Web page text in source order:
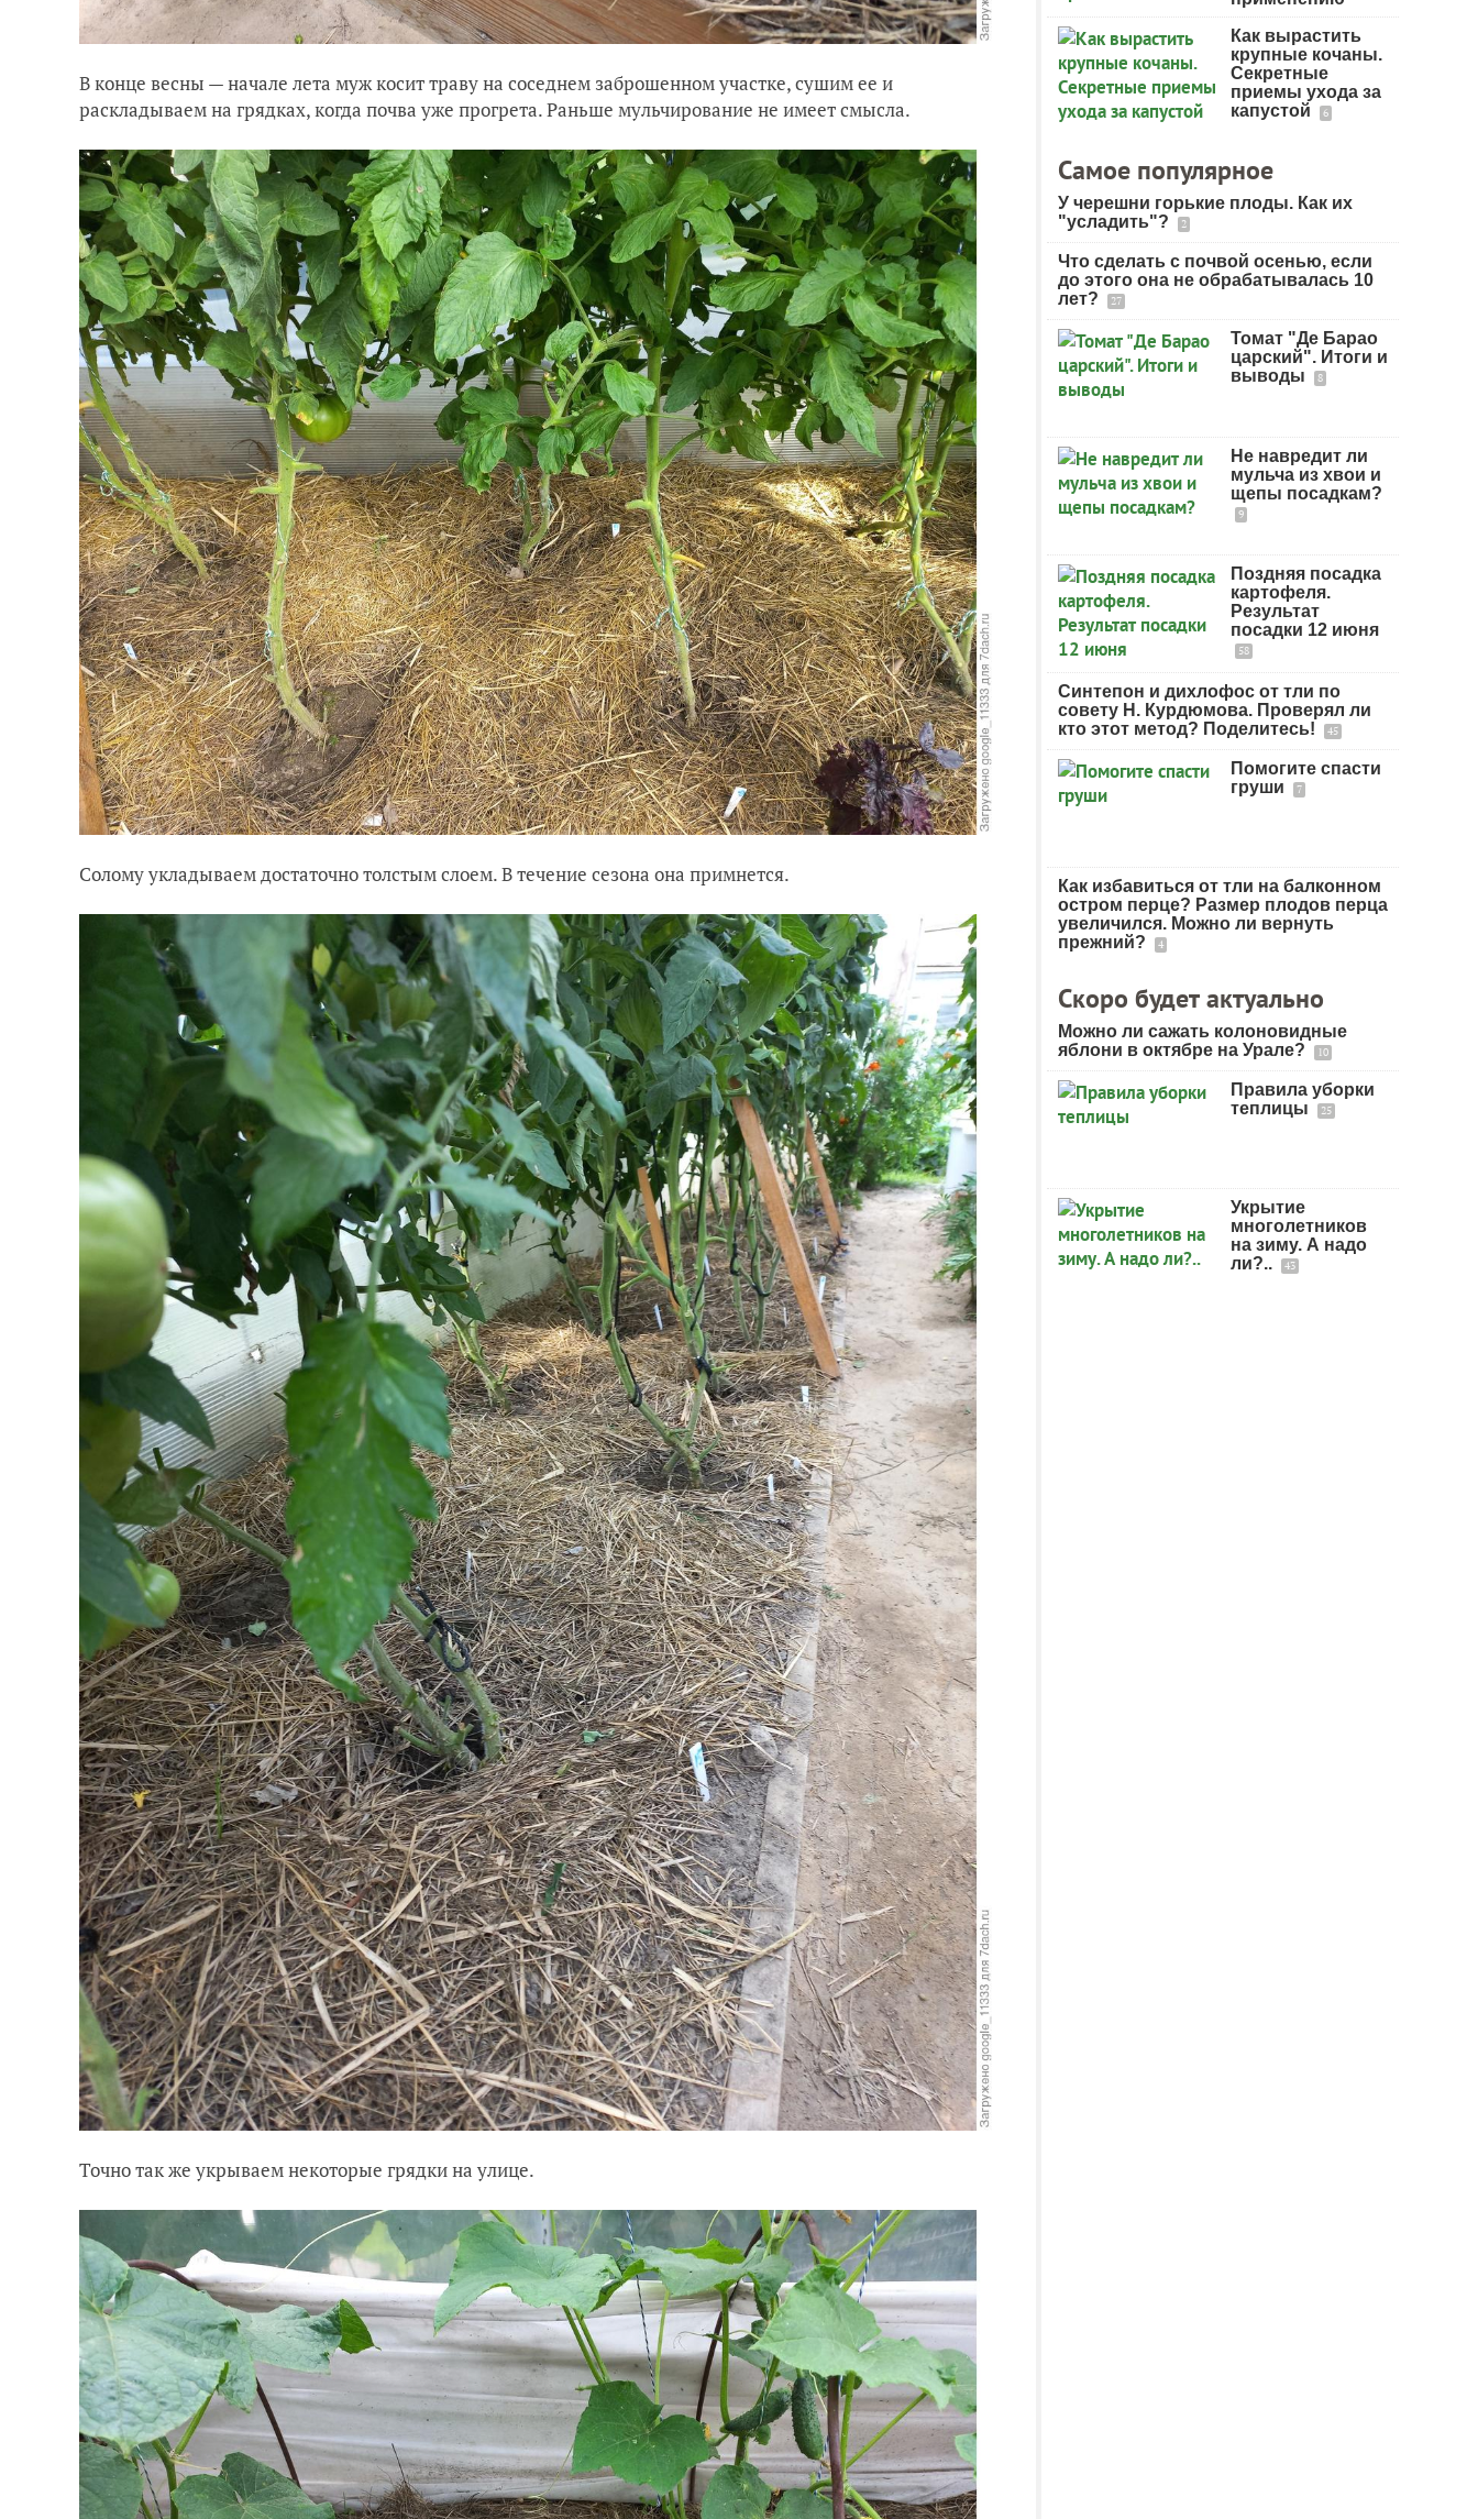
В конце весны — начале лета муж косит траву на соседнем заброшенном участке, сушим ее и
раскладываем на грядках, когда почва уже прогрета. Раньше мульчирование не имеет смысла.
Солому укладываем достаточно толстым слоем. В течение сезона она примнется.
Точно так же укрываем некоторые грядки на улице.
Как вырастить
крупные кочаны.
Секретные
приемы ухода за
капустой
6
Самое популярное
У черешни горькие плоды. Как их
"усладить"?
2
Что сделать с почвой осенью, если
до этого она не обрабатывалась 10
лет?
27
Томат "Де Барао
царский". Итоги и
выводы
8
Не навредит ли
мульча из хвои и
щепы посадкам?
9
Поздняя посадка
картофеля.
Результат
посадки 12 июня
58
Синтепон и дихлофос от тли по
совету Н. Курдюмова. Проверял ли
кто этот метод? Поделитесь!
45
Помогите спасти
груши
7
Как избавиться от тли на балконном
остром перце? Размер плодов перца
увеличился. Можно ли вернуть
прежний?
4
Скоро будет актуально
Можно ли сажать колоновидные
яблони в октябре на Урале?
10
Правила уборки
теплицы
25
Укрытие
многолетников
на зиму. А надо
ли?..
43